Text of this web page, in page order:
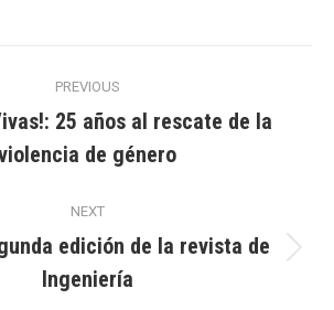
PREVIOUS
Previous
post:
25 años al rescate de la
de género
NEXT
Next
post:
edición de la revista de
Ingeniería